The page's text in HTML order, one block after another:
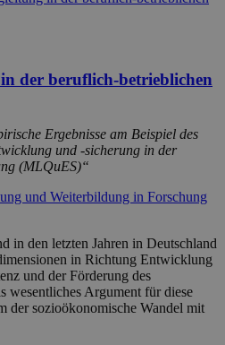
der beruflich-betrieblichen
Ergebnisse am Beispiel des
und -sicherung in der
(MLQuES)“
und Weiterbildung in Forschung
in den letzten Jahren in Deutschland
in Richtung Entwicklung
und der Förderung des
wesentliches Argument für diese
der sozioökonomische Wandel mit